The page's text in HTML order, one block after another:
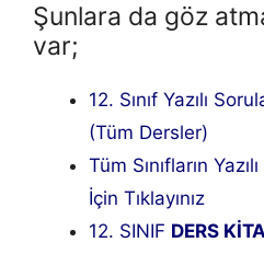
Şunlara da göz
var;
12. Sınıf Yazılı
(Tüm Dersler)
Tüm Sınıfların
İçin Tıklayınız
12. SINIF DERS